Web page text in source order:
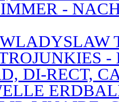
-
DI-RECT,